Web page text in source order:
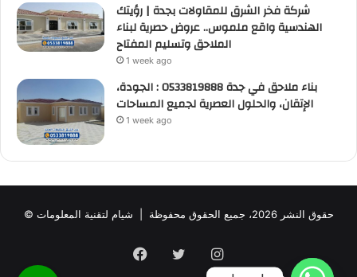
شركة فخر الشرق للمقاولات بجدة | رؤيتك
الهندسية واقع ملموس.. عروض حصرية لبناء
الملاحق وتسليم المفتاح
1 week ago
بناء ملاحق في جدة 0533819888 : الجودة،
الإتقان، والحلول العصرية لجميع المساحات
1 week ago
© حقوق النشر 2026، جميع الحقوق محفوظة | شيام لتقنية المعلومات
Facebook
TwitterInstagram